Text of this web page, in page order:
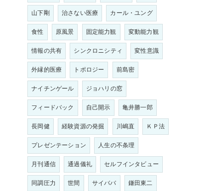
山下剛
治さない医療
カール・ユング
食性
原風景 固定能力観
変動能力観
情報の共有
シンクロニシティ
変性意識
外縁的医療
トポロジー
前島密
ナイチンゲール
ジョハリの窓
フィードバック
自己開示
亀井勝一郎
長岡健
経験資源の発掘 川嶋直
ＫＰ法
プレゼンテーション
人生の不条理
月刊通信
通過儀礼
セルフインタビュー
同調圧力
世間 サイババ
鎌田東二